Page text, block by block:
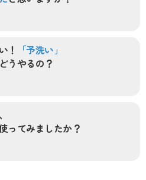
！
「予洗い」
どうやるの？
ってみましたか？